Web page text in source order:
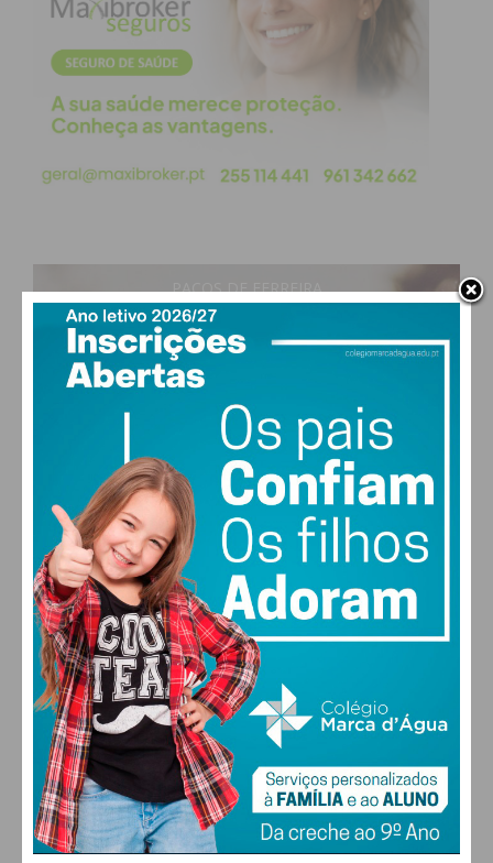
PAÇOS DE FERREIRA
29°
clear sky
47% humidade
29°
QUI
30
SEX
29°
SÁB
27°
DOM
ALTERAR
FARMACIAS DE SERVIÇO EM PAÇOS DE
FERREIRA